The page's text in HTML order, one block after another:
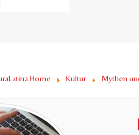
Home Kultur Mythen